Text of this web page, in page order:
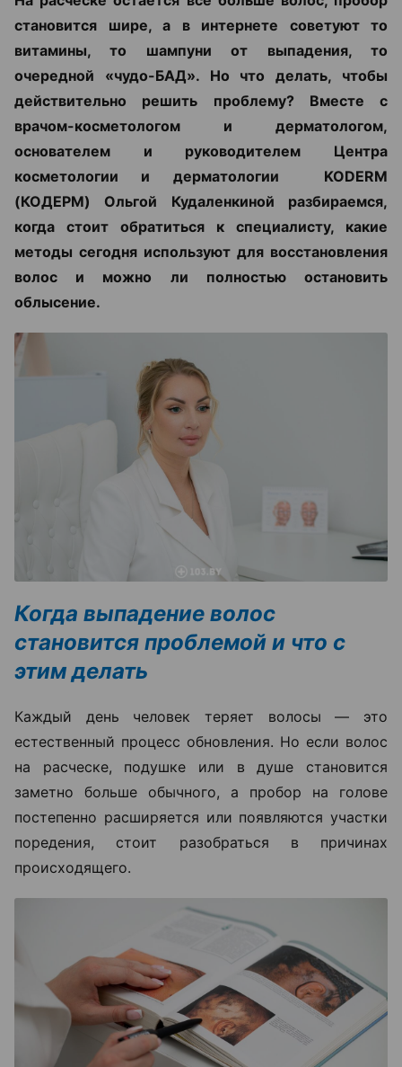
становится шире, а в интернете советуют то
витамины, то шампуни от выпадения, то
очередной «чудо-БАД». Но что делать, чтобы
действительно решить проблему? Вместе с
врачом-косметологом и дерматологом,
основателем и руководителем Центра
косметологии и дерматологии KODERM
(КОДЕРМ) Ольгой Кудаленкиной разбираемся,
когда стоит обратиться к специалисту, какие
методы сегодня используют для восстановления
волос и можно ли полностью остановить
облысение.
Когда выпадение волос
становится проблемой и что с
этим делать
Каждый день человек теряет волосы — это
естественный процесс обновления. Но если волос
на расческе, подушке или в душе становится
заметно больше обычного, а пробор на голове
постепенно расширяется или появляются участки
поредения, стоит разобраться в причинах
происходящего.